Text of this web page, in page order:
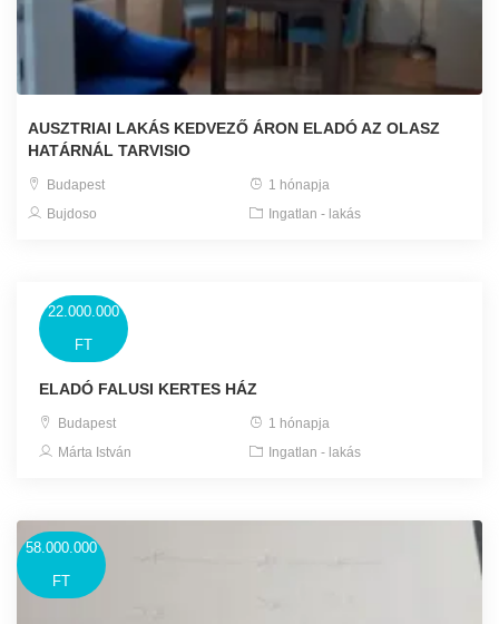
AUSZTRIAI LAKÁS KEDVEZŐ ÁRON ELADÓ AZ OLASZ
HATÁRNÁL TARVISIO
Budapest
1 hónapja
Bujdoso
Ingatlan - lakás
22.000.000
FT
ELADÓ FALUSI KERTES HÁZ
Budapest
1 hónapja
Márta István
Ingatlan - lakás
58.000.000
FT